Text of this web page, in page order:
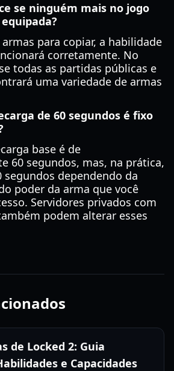
se ninguém mais no jogo
armas para copiar, a habilidade
corretamente. No
todas as partidas públicas e
uma variedade de armas
de 60 segundos é fixo
base é de
60 segundos, mas, na prática,
segundos dependendo da
poder da arma que você
Servidores privados com
podem alterar esses
de Locked 2: Guia
e Capacidades